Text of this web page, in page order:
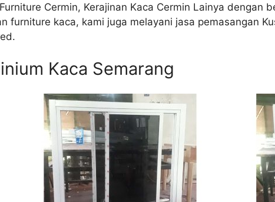
Cermin, Kerajinan Kaca Cermin Lainya dengan
furniture kaca, kami juga melayani jasa pemasangan
Kaca Semarang